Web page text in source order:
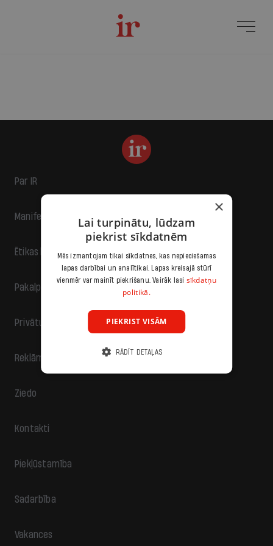
Par IR
Manifests
Ētikas kodekss
Pakalpojumu sniegšanas noteikumi
Privātuma politika
Reklāma
Ziedo
Kontakti
Piekļūstamība
Sadarbība
Vakances
×
Lai turpinātu, lūdzam
piekrist sīkdatnēm
Mēs izmantojam tikai sīkdatnes, kas nepieciešamas
lapas darbībai un analītikai. Lapas kreisajā stūrī
vienmēr var mainīt piekrišanu. Vairāk lasi sīkdatņu
politikā.
PIEKRIST VISĀM
RĀDĪT DETAĻAS